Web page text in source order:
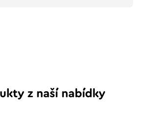
z naší nabídky